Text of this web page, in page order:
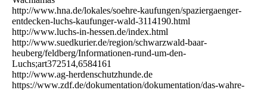
http://www.hna.de/lokales/soehre-kaufungen/spaziergaenger-
entdecken-luchs-kaufunger-wald-3114190.html
http://www.luchs-in-hessen.de/index.html
http://www.suedkurier.de/region/schwarzwald-baar-
heuberg/feldberg/Informationen-rund-um-den-
Luchs;art372514,6584161
http://www.ag-herdenschutzhunde.de
https://www.zdf.de/dokumentation/dokumentation/das-wahre-